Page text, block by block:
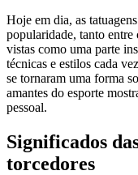
Hoje em dia, as
popularidade, tanto entre
vistas como uma parte
técnicas e estilos cada
se tornaram uma forma
amantes do esporte
pessoal.
Significados
torcedores